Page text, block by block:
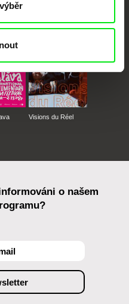
Docs
Visions du Réel
o našem